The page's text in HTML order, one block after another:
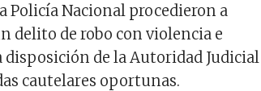
Policía Nacional procedieron a
delito de robo con violencia e
disposición de la Autoridad Judicial
cautelares oportunas.